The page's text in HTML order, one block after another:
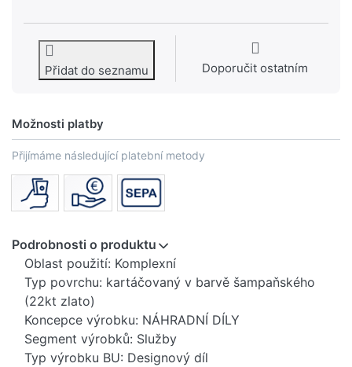
Přidat do seznamu Doporučit ostatním
Možnosti platby
Přijímáme následující platební metody
Podrobnosti o produktu
Oblast použití: Komplexní
Typ povrchu: kartáčovaný v barvě šampaňského
(22kt zlato)
Koncepce výrobku: NÁHRADNÍ DÍLY
Segment výrobků: Služby
Typ výrobku BU: Designový díl